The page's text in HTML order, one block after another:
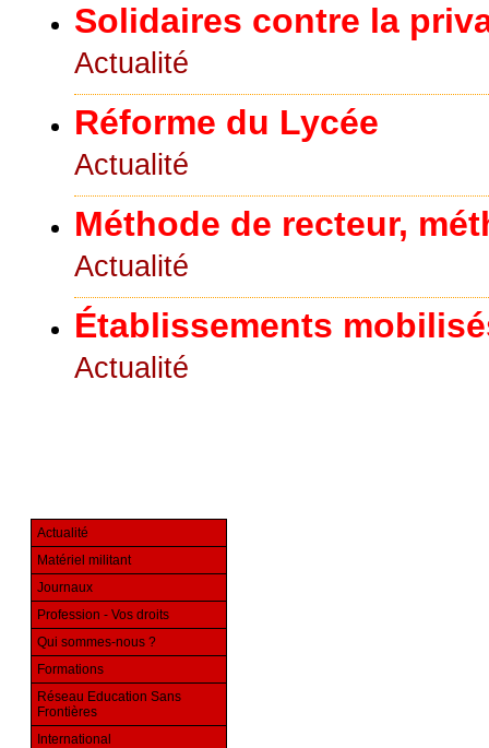
Solidaires contre la
Actualité
Réforme du Lycée
Actualité
Méthode de recteur,
Actualité
Établissements
Actualité
Actualité
Matériel militant
Journaux
Profession - Vos droits
Qui sommes-nous ?
Formations
Réseau Education Sans
Frontières
International